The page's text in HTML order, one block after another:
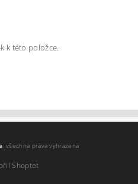
k této položce.
, všechna práva vyhrazena
Shoptet